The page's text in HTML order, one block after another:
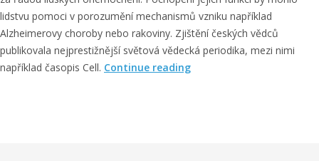
u
j
í
z
lidstvu pomoci v porozumění mechanismů vzniku například
Alzheimerovy choroby nebo rakoviny. Zjištění českých vědců
publikovala nejprestižnější světová vědecká periodika, mezi nimi
například časopis Cell. Continue reading„